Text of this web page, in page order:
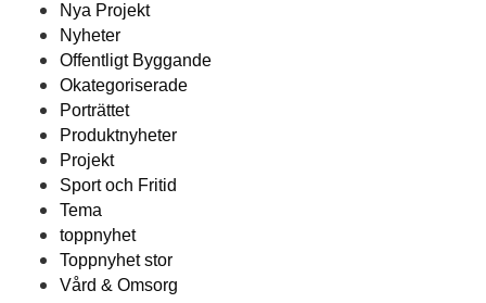
Nya Projekt
Nyheter
Offentligt Byggande
Okategoriserade
Porträttet
Produktnyheter
Projekt
Sport och Fritid
Tema
toppnyhet
Toppnyhet stor
Vård & Omsorg